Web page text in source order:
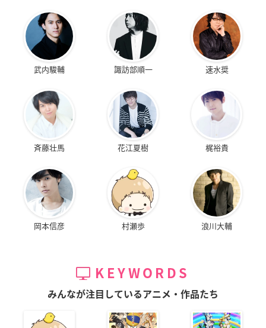
武内駿輔 諏訪部順一 速水奨
斉藤壮馬 花江夏樹 梶裕貴
岡本信彦 村瀬歩 浪川大輔
KEYWORDS
みんなが注目しているアニメ・作品たち